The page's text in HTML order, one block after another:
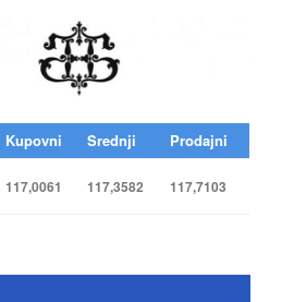
Kupovni Srednji Prodajni
117,0061 117,3582 117,7103